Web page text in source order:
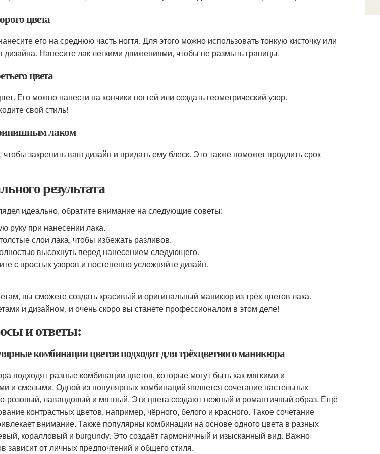
цвета
его на среднюю часть ногтя. Для этого можно использовать тонкую кисточку или
дизайна. Нанесите лак легкими движениями, чтобы не размыть границы.
цвета
Его можно нанести на кончики ногтей или создать геометрический узор.
свой стиль!
лаком
закрепить ваш дизайн и придать ему блеск. Это также поможет продлить срок
результата
идеально, обратите внимание на следующие советы:
руку при нанесении лака.
слои лака, чтобы избежать разливов.
высохнуть перед нанесением следующего.
с простых узоров и постепенно усложняйте дизайн.
вы сможете создать красивый и оригинальный маникюр из трёх цветов лака.
и дизайном, и очень скоро вы станете профессионалом в этом деле!
и ответы:
комбинации цветов подходят для трёхцветного маникюра
подходят разные комбинации цветов, которые могут быть как мягкими и
и смелыми. Одной из популярных комбинаций является сочетание пастельных
розовый, лавандовый и мятный. Эти цвета создают нежный и романтичный образ. Ещё
контрастных цветов, например, чёрного, белого и красного. Такое сочетание
внимание. Также популярны комбинации на основе одного цвета в разных
коралловый и burgundy. Это создаёт гармоничный и изысканный вид. Важно
зависит от личных предпочтений и общего стиля.